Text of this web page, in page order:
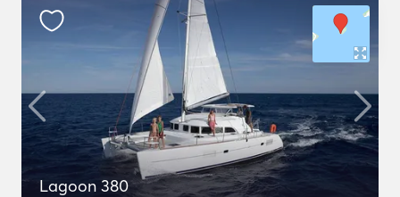
Lagoon 380